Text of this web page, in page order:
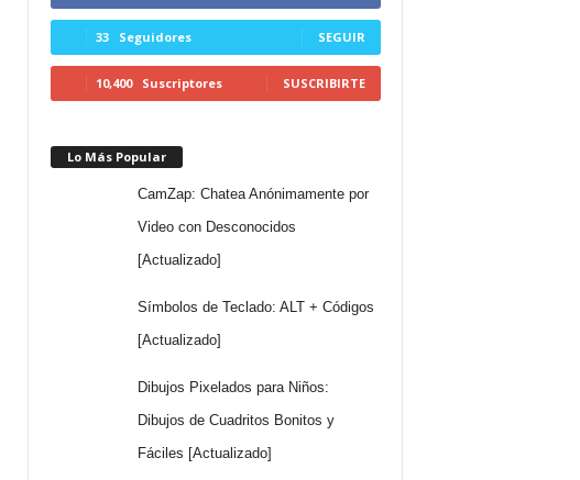
33 Seguidores SEGUIR
10,400 Suscriptores SUSCRIBIRTE
Lo Más Popular
CamZap: Chatea Anónimamente por
Video con Desconocidos
[Actualizado]
Símbolos de Teclado: ALT + Códigos
[Actualizado]
Dibujos Pixelados para Niños:
Dibujos de Cuadritos Bonitos y
Fáciles [Actualizado]